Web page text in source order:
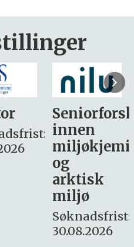
søker
– fast
Søknadsfrist:
16. august.